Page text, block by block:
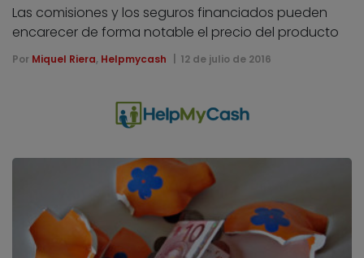
Las comisiones y los seguros financiados pueden
encarecer de forma notable el precio del producto
Por Miquel Riera, Helpmycash 12 de julio de 2016